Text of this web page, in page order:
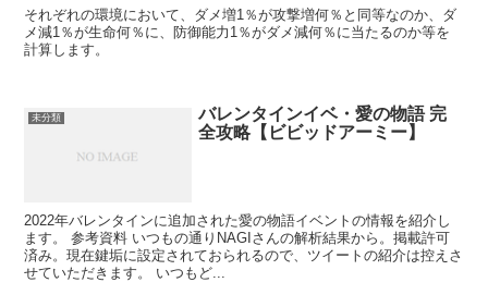
それぞれの環境において、ダメ増1％が攻撃増何％と同等なのか、ダ
メ減1％が生命何％に、防御能力1％がダメ減何％に当たるのか等を
計算します。
未分類
バレンタインイベ・愛の物語 完
全攻略【ビビッドアーミー】
2022年バレンタインに追加された愛の物語イベントの情報を紹介し
ます。 参考資料 いつもの通りNAGIさんの解析結果から。掲載許可
済み。現在鍵垢に設定されておられるので、ツイートの紹介は控えさ
せていただきます。 いつもど...